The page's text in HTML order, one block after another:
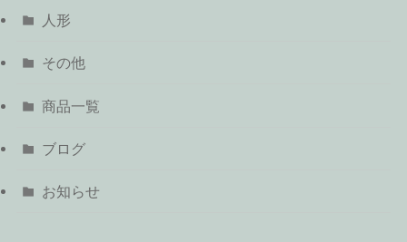
人形
その他
商品一覧
ブログ
お知らせ